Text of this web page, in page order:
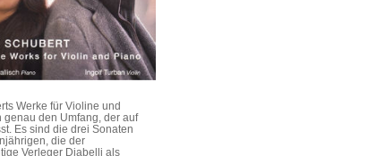
Werke für Violine und
genau den Umfang, der auf
Es sind die drei Sonaten
die der
Verleger Diabelli als